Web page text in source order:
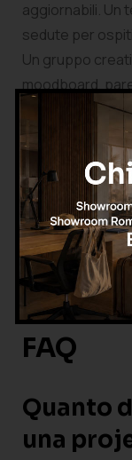
aggiornabili. Un
sedute per
Un gruppo
moodboard,
meno formali.
Per questo
la
dal prodotto,
produzione,
fase richiede un
consente questi
project room
ostacola, resta
FAQ
Quanto
una